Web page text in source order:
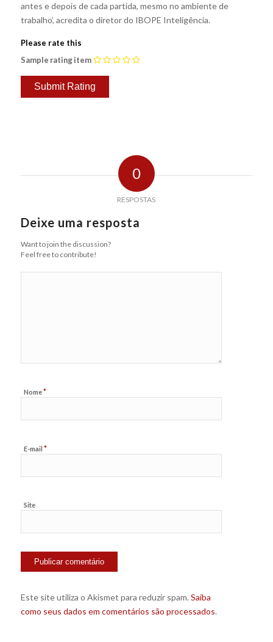
antes e depois de cada partida, mesmo no ambiente de
trabalho’, acredita o diretor do IBOPE Inteligência.
Please rate this
Sample rating item
0
RESPOSTAS
Deixe uma resposta
Want to join the discussion?
Feel free to contribute!
Nome*
E-mail *
Site
Este site utiliza o Akismet para reduzir spam. Saiba
como seus dados em comentários são processados.